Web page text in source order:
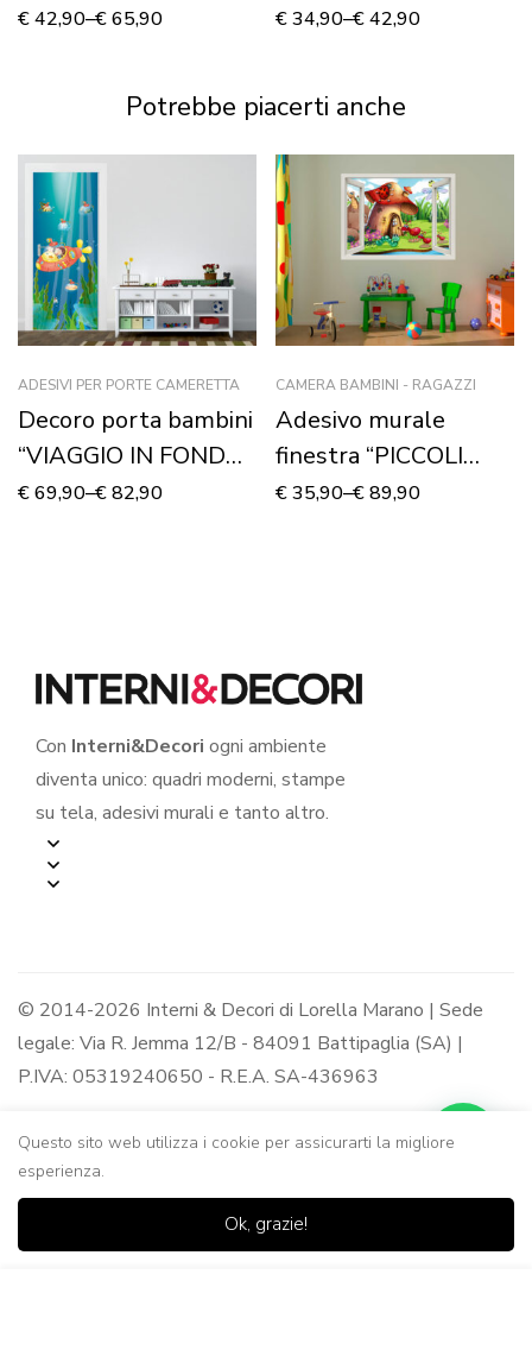
DELLA GIUNGLA” –
€42,90–€65,90
SOGNI” – Adesivo
€34,90–€42,90
Potrebbe piacerti anche
ADESIVI PER PORTE CAMERETTA
Decoro porta bambini
“VIAGGIO IN FONDO
AL MARE”
€69,90–€82,90
CAMERA BAMBINI - RAGAZZI
Adesivo murale
finestra “PICCOLI
AMICI NEL BOSCO” –
€35,90–€89,90
Con Interni&Decori ogni ambiente
diventa unico: quadri moderni, stampe
su tela, adesivi murali e tanto altro.
© 2014-2026 Interni & Decori di Lorella Marano | Sede
legale: Via R. Jemma 12/B - 84091 Battipaglia (SA) |
P.IVA: 05319240650 - R.E.A. SA-436963
Questo sito web utilizza i cookie per assicurarti la migliore
esperienza.
Ok, grazie!
Casa Negozio
0
Lista dei Carrello Ricerca